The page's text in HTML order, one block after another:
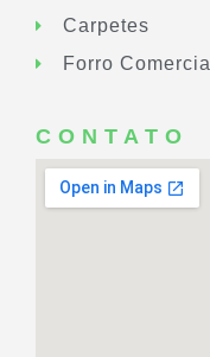
Carpetes
Forro Comercial
CONTATO